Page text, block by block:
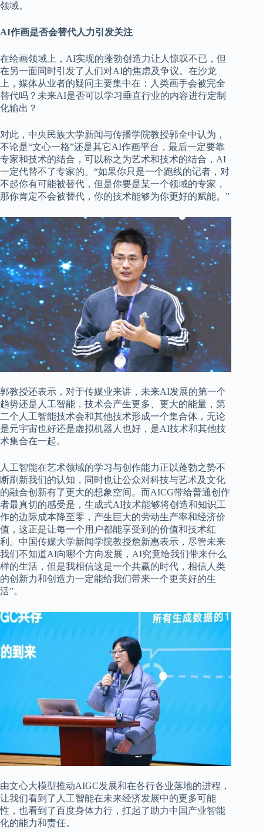
领域。
AI作画是否会替代人力引发关注
在绘画领域上，AI实现的蓬勃创造力让人惊叹不已，但
在另一面同时引发了人们对AI的焦虑及争议。在沙龙
上，媒体从业者的疑问主要集中在：人类画手会被完全
替代吗？未来AI是否可以学习垂直行业的内容进行定制
化输出？
对此，中央民族大学新闻与传播学院教授郭全中认为，
不论是“文心一格”还是其它AI作画平台，最后一定要靠
专家和技术的结合，可以称之为艺术和技术的结合，AI
一定代替不了专家的。“如果你只是一个跑线的记者，对
不起你有可能被替代，但是你要是某一个领域的专家，
那你肯定不会被替代，你的技术能够为你更好的赋能。”
郭教授还表示，对于传媒业来讲，未来AI发展的第一个
趋势还是人工智能，技术会产生更多、更大的能量，第
二个人工智能技术会和其他技术形成一个集合体，无论
是元宇宙也好还是虚拟机器人也好，是AI技术和其他技
术集合在一起。
人工智能在艺术领域的学习与创作能力正以蓬勃之势不
断刷新我们的认知，同时也让公众对科技与艺术及文化
的融合创新有了更大的想象空间。而AICG带给普通创作
者最真切的感受是，生成式AI技术能够将创造和知识工
作的边际成本降至零，产生巨大的劳动生产率和经济价
值，这正是让每一个用户都能享受到的价值和技术红
利。中国传媒大学新闻学院教授詹新惠表示，尽管未来
我们不知道AI向哪个方向发展，AI究竟给我们带来什么
样的生活，但是我相信这是一个共赢的时代，相信人类
的创新力和创造力一定能给我们带来一个更美好的生
活”。
由文心大模型推动AIGC发展和在各行各业落地的进程，
让我们看到了人工智能在未来经济发展中的更多可能
性，也看到了百度身体力行，扛起了助力中国产业智能
化的能力和责任。